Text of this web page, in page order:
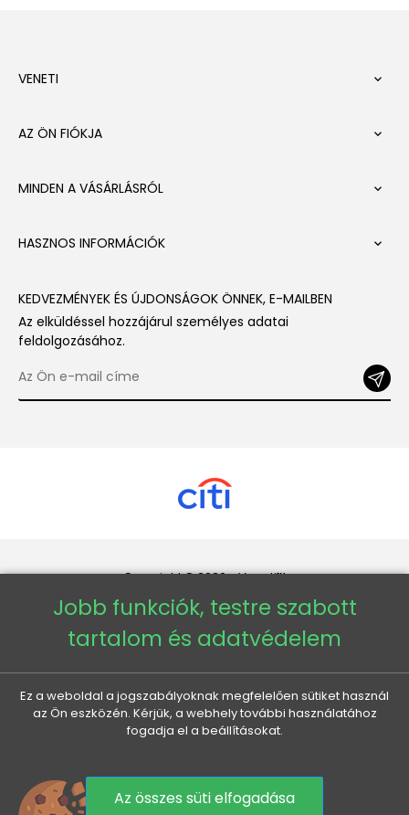
VENETI 
AZ ÖN FIÓKJA 
MINDEN A VÁSÁRLÁSRÓL 
HASZNOS INFORMÁCIÓK 
KEDVEZMÉNYEK ÉS ÚJDONSÁGOK ÖNNEK, E-MAILBEN
Az elküldéssel hozzájárul személyes adatai
feldolgozásához.
Copyright © 2026 - Veneti™
Veneti HU
Veneti CZ
Veneti DE
Jobb funkciók, testre szabott
tartalom és adatvédelem
Ez a weboldal a jogszabályoknak megfelelően sütiket használ
az Ön eszközén. Kérjük, a webhely további használatához
fogadja el a beállításokat.
Az összes süti elfogadása